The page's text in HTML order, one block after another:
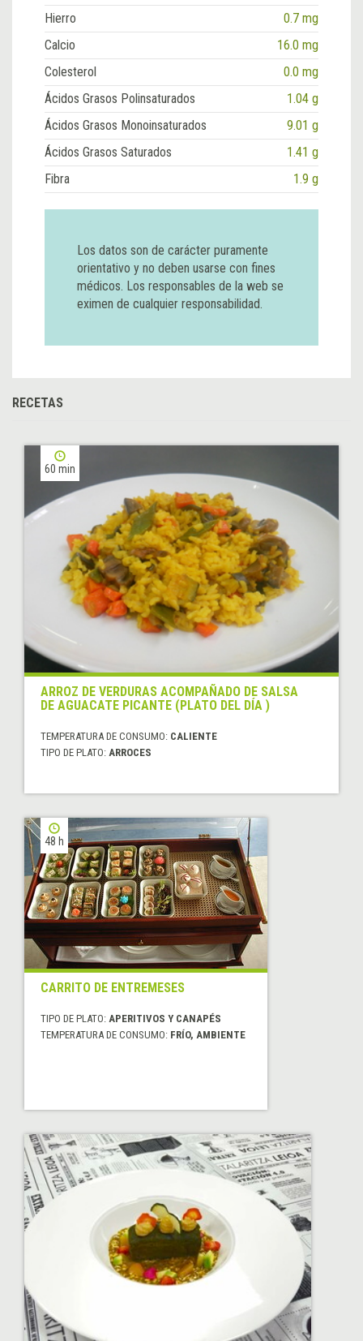
Hierro
0.7 mg
Calcio
16.0 mg
Colesterol
0.0 mg
Ácidos Grasos Polinsaturados
1.04 g
Ácidos Grasos Monoinsaturados
9.01 g
Ácidos Grasos Saturados
1.41 g
Fibra
1.9 g
Los datos son de carácter puramente
orientativo y no deben usarse con fines
médicos. Los responsables de la web se
eximen de cualquier responsabilidad.
RECETAS
60 min
ARROZ DE VERDURAS ACOMPAÑADO DE SALSA
DE AGUACATE PICANTE (PLATO DEL DÍA )
TEMPERATURA DE CONSUMO: CALIENTE
TIPO DE PLATO: ARROCES
48 h
CARRITO DE ENTREMESES
TIPO DE PLATO: APERITIVOS Y CANAPÉS
TEMPERATURA DE CONSUMO: FRÍO, AMBIENTE